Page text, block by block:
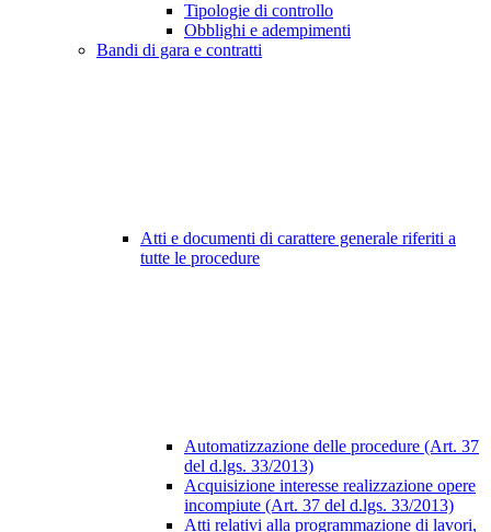
Tipologie di controllo
Obblighi e adempimenti
Bandi di gara e contratti
Atti e documenti di carattere generale riferiti a
tutte le procedure
Automatizzazione delle procedure (Art. 37
del d.lgs. 33/2013)
Acquisizione interesse realizzazione opere
incompiute (Art. 37 del d.lgs. 33/2013)
Atti relativi alla programmazione di lavori,